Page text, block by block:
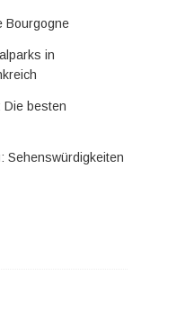
Bourgogne
in
Die besten
Sehenswürdigkeiten